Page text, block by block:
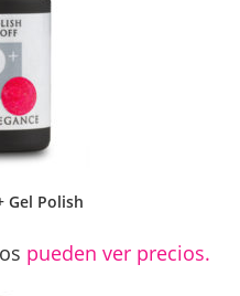
Gel Polish
pueden ver precios.